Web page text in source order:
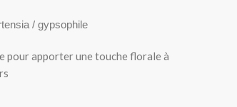
/ gypsophile
pour apporter une touche florale à